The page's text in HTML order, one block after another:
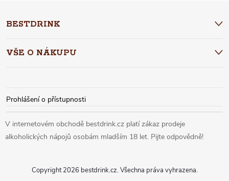
BESTDRINK
VŠE O NÁKUPU
Prohlášení o přístupnosti
Copyright 2026 bestdrink.cz. Všechna práva vyhrazena.